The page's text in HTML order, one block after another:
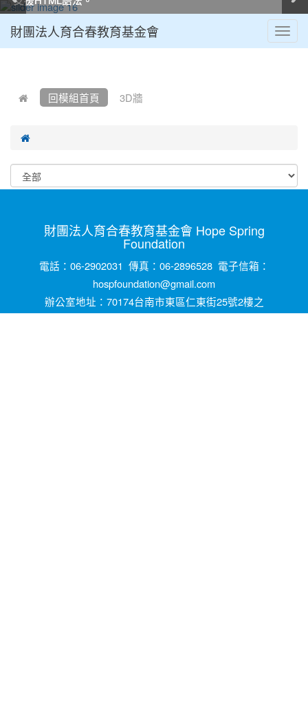
財團法人育合春教育基金會
回模組首頁 3D牆
財團法人育合春教育基金會 Hope Spring
Foundation
電話：06-2902031 傳真：06-2896528 電子信箱：
hospfoundation@gmail.com
辦公室地址：70174台南市東區仁東街25號2樓之